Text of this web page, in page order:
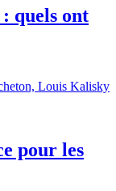
quels ont
Louis Kalisky
pour les